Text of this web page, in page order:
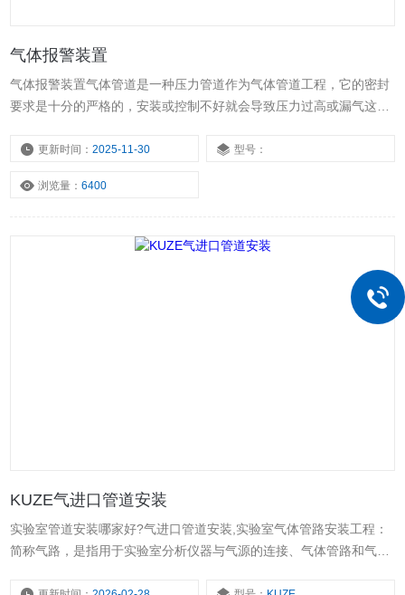
气体报警装置
气体报警装置气体管道是一种压力管道作为气体管道工程，它的密封
要求是十分的严格的，安装或控制不好就会导致压力过高或漏气这样
在气体管路安装完毕后要进行试压，来确定管路安装的密封性和安全
更新时间：2025-11-30 型号：
浏览量：6400
KUZE气进口管道安装
实验室管道安装哪家好?气进口管道安装,实验室气体管路安装工程：
简称气路，是指用于实验室分析仪器与气源的连接、气体管路和气体